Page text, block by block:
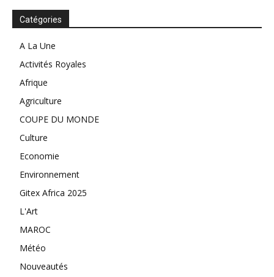
Catégories
A La Une
Activités Royales
Afrique
Agriculture
COUPE DU MONDE
Culture
Economie
Environnement
Gitex Africa 2025
L'Art
MAROC
Météo
Nouveautés